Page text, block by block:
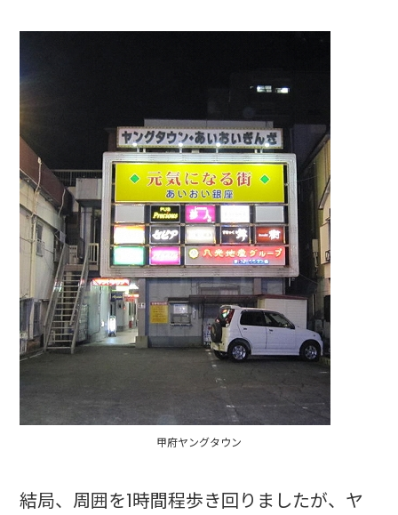
甲府ヤングタウン
結局、周囲を1時間程歩き回りましたが、ヤ